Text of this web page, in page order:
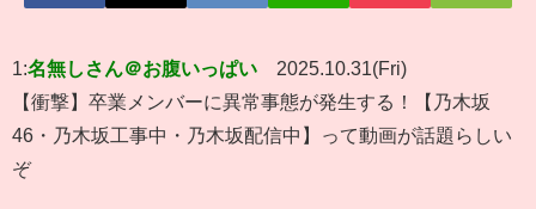
1:名無しさん＠お腹いっぱい
2025.10.31(Fri)
【衝撃】卒業メンバーに異常事態が発生する！【乃木坂
46・乃木坂工事中・乃木坂配信中】って動画が話題らしい
ぞ